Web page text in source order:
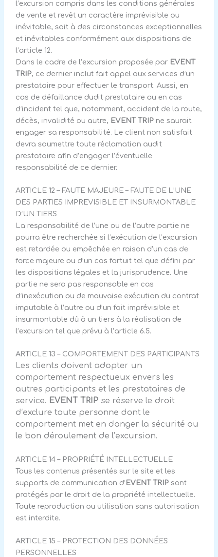
l’excursion compris dans les conditions générales
de vente et revêt un caractère imprévisible ou
inévitable, soit à des circonstances exceptionnelles
et inévitables conformément aux dispositions de
l’article 12.
Dans le cadre de l’excursion proposée par EVENT
TRIP, ce dernier inclut fait appel aux services d’un
prestataire pour effectuer le transport. Aussi, en
cas de défaillance dudit prestataire ou en cas
d’incident tel que, notamment, accident de la route,
décès, invalidité ou autre, EVENT TRIP ne saurait
engager sa responsabilité. Le client non satisfait
devra soumettre toute réclamation audit
prestataire afin d’engager l’éventuelle
responsabilité de ce dernier.
ARTICLE 12 – FAUTE MAJEURE – FAUTE DE L’UNE
DES PARTIES IMPREVISIBLE ET INSURMONTABLE
D’UN TIERS
La responsabilité de l’une ou de l’autre partie ne
pourra être recherchée si l’exécution de l’excursion
est retardée ou empêchée en raison d’un cas de
force majeure ou d’un cas fortuit tel que défini par
les dispositions légales et la jurisprudence. Une
partie ne sera pas responsable en cas
d’inexécution ou de mauvaise exécution du contrat
imputable à l’autre ou d’un fait imprévisible et
insurmontable dû à un tiers à la réalisation de
l’excursion tel que prévu à l’article 6.5.
ARTICLE 13 – COMPORTEMENT DES PARTICIPANTS
Les clients doivent adopter un
comportement respectueux envers les
autres participants et les prestataires de
service. EVENT TRIP se réserve le droit
d’exclure toute personne dont le
comportement met en danger la sécurité ou
le bon déroulement de l’excursion.
ARTICLE 14 – PROPRIÉTÉ INTELLECTUELLE
Tous les contenus présentés sur le site et les
supports de communication d’EVENT TRIP sont
protégés par le droit de la propriété intellectuelle.
Toute reproduction ou utilisation sans autorisation
est interdite.
ARTICLE 15 – PROTECTION DES DONNÉES
PERSONNELLES